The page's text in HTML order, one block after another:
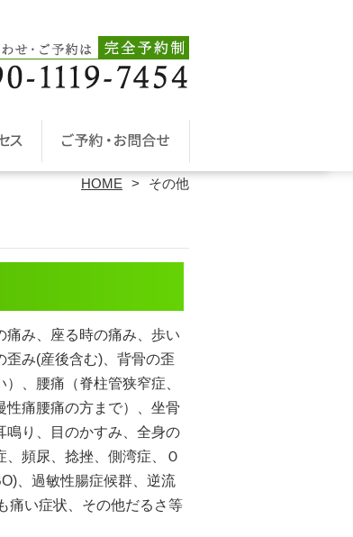
HOME その他
痛み、座る時の痛み、歩い
歪み(産後含む)、背骨の歪
、腰痛（脊柱管狭窄症、
性痛腰痛の方まで）、坐骨
鳴り、目のかすみ、全身の
頻尿、捻挫、側湾症、Ｏ
、過敏性腸症候群、逆流
痛い症状、その他だるさ等